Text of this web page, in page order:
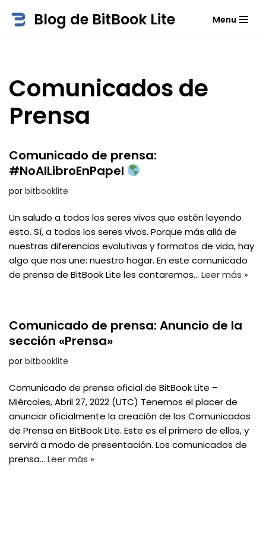
Blog de BitBook Lite Menu
Comunicados de
Prensa
Comunicado de prensa:
#NoAlLibroEnPapel
por bitbooklite
Un saludo a todos los seres vivos que estén leyendo
esto. Sí, a todos los seres vivos. Porque más allá de
nuestras diferencias evolutivas y formatos de vida, hay
algo que nos une: nuestro hogar. En este comunicado
de prensa de BitBook Lite les contaremos… Leer más »
Comunicado de prensa: Anuncio de la
sección «Prensa»
por bitbooklite
Comunicado de prensa oficial de BitBook Lite –
Miércoles, Abril 27, 2022 (UTC) Tenemos el placer de
anunciar oficialmente la creación de los Comunicados
de Prensa en BitBook Lite. Este es el primero de ellos, y
servirá a modo de presentación. Los comunicados de
prensa… Leer más »